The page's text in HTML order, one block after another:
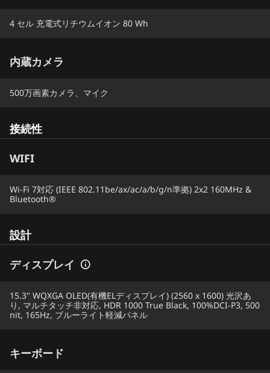
4 セル 充電式リチウムイオン 80 Wh
内蔵カメラ
500万画素カメラ、マイク
接続性
WIFI
Wi-Fi 7対応 (IEEE 802.11be/ax/ac/a/b/g/n準拠) 2x2 160MHz &
Bluetooth®
設計
ディスプレイ
15.3" WQXGA OLED(有機ELディスプレイ) (2560 x 1600) 光沢あ
り, マルチタッチ非対応, HDR 1000 True Black, 100%DCI-P3, 500
nit, 165Hz, ブルーライト軽減パネル
キーボード